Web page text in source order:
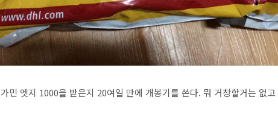
가민 엣지 1000을 받은지 20여일 만에 개봉기를 쓴다. 뭐 거창할거는 없고